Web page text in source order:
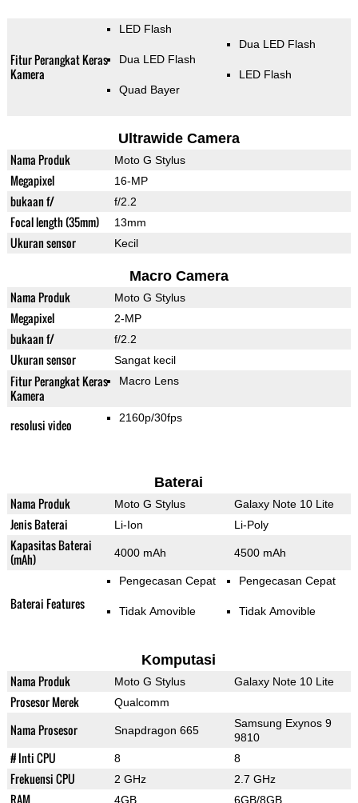
Fitur Perangkat Keras
Kamera
LED Flash
Dua LED Flash
Quad Bayer
Dua LED Flash
LED Flash
Ultrawide Camera
Nama Produk Moto G Stylus
Megapixel 16-MP
bukaan f/ f/2.2
Focal length (35mm) 13mm
Ukuran sensor Kecil
Macro Camera
Nama Produk Moto G Stylus
Megapixel 2-MP
bukaan f/ f/2.2
Ukuran sensor Sangat kecil
Fitur Perangkat Keras
Kamera
Macro Lens
resolusi video 2160p/30fps
Baterai
Nama Produk Moto G Stylus Galaxy Note 10 Lite
Jenis Baterai Li-Ion Li-Poly
Kapasitas Baterai
(mAh)
4000 mAh 4500 mAh
Baterai Features
Pengecasan Cepat
Tidak Amovible
Pengecasan Cepat
Tidak Amovible
Komputasi
Nama Produk Moto G Stylus Galaxy Note 10 Lite
Prosesor Merek Qualcomm
Nama Prosesor Snapdragon 665
Samsung Exynos 9
9810
# Inti CPU 8 8
Frekuensi CPU 2 GHz 2.7 GHz
RAM 4GB 6GB/8GB